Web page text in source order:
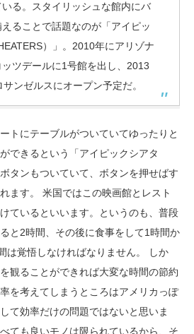
る。スタイリッシュな館内にバ
ることで話題なのが「アイピッ
）」。2010年にアリゾナ
ツデールに1号館を出し、2013
ンゼルスにオープン予定だ。
トにテーブルがついていてゆったりと
できるという「アイピックシアタ
タンもついていて、ボタンを押せばす
ます。 米国ではこの映画館とレスト
ているといいます。というのも、普段
と2時間、その後に食事をして1時間か
は覚悟しなければなりません。 しか
観ることができれば大変な時間の節約
を考えてしまうところはアメリカっぽ
て効率だけの問題ではないと思いま
ても良いモノは限られているから、そ